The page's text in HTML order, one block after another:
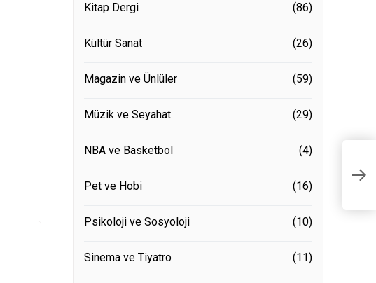
Kitap Dergi (86)
Kültür Sanat (26)
Magazin ve Ünlüler (59)
Müzik ve Seyahat (29)
NBA ve Basketbol (4)
Pet ve Hobi (16)
Psikoloji ve Sosyoloji (10)
Sinema ve Tiyatro (11)